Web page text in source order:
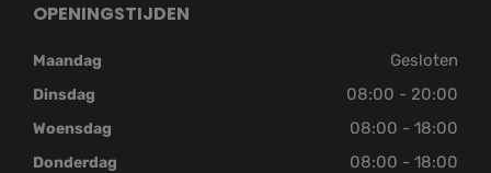
OPENINGSTIJDEN
Maandag Gesloten
Dinsdag 08:00 - 20:00
Woensdag 08:00 - 18:00
Donderdag 08:00 - 18:00